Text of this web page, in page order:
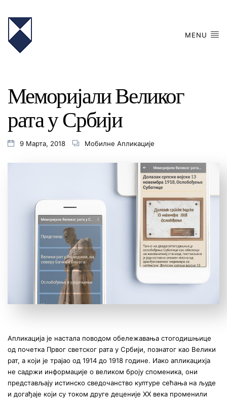
MENU
Меморијали Великог
рата у Србији
9 Марта, 2018 Мобилне Апликације
Апликација је настала поводом обележавања стогодишњице
од почетка Првог светског рата у Србији, познатог као Велики
рат, а који је трајао од 1914 до 1918 године. Иако апликацихја
не садржи информације о великом броју споменика, они
представљају истинско сведочанство културе сећања на људе
и догађаје који су током друге деценије XX века променили